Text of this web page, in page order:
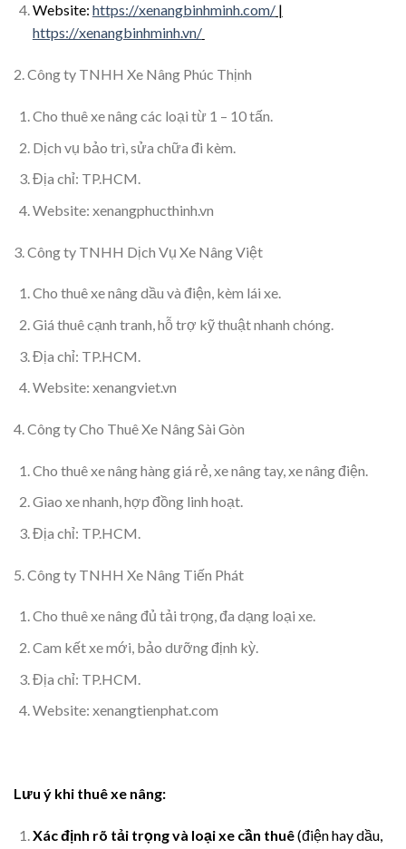
Website: https://xenangbinhminh.com/|
https://xenangbinhminh.vn/
2. Công ty TNHH Xe Nâng Phúc Thịnh
Cho thuê xe nâng các loại từ 1 – 10 tấn.
Dịch vụ bảo trì, sửa chữa đi kèm.
Địa chỉ: TP.HCM.
Website: xenangphucthinh.vn
3. Công ty TNHH Dịch Vụ Xe Nâng Việt
Cho thuê xe nâng dầu và điện, kèm lái xe.
Giá thuê cạnh tranh, hỗ trợ kỹ thuật nhanh chóng.
Địa chỉ: TP.HCM.
Website: xenangviet.vn
4. Công ty Cho Thuê Xe Nâng Sài Gòn
Cho thuê xe nâng hàng giá rẻ, xe nâng tay, xe nâng điện.
Giao xe nhanh, hợp đồng linh hoạt.
Địa chỉ: TP.HCM.
5. Công ty TNHH Xe Nâng Tiến Phát
Cho thuê xe nâng đủ tải trọng, đa dạng loại xe.
Cam kết xe mới, bảo dưỡng định kỳ.
Địa chỉ: TP.HCM.
Website: xenangtienphat.com
Lưu ý khi thuê xe nâng:
Xác định rõ tải trọng và loại xe cần thuê(điện hay dầu,